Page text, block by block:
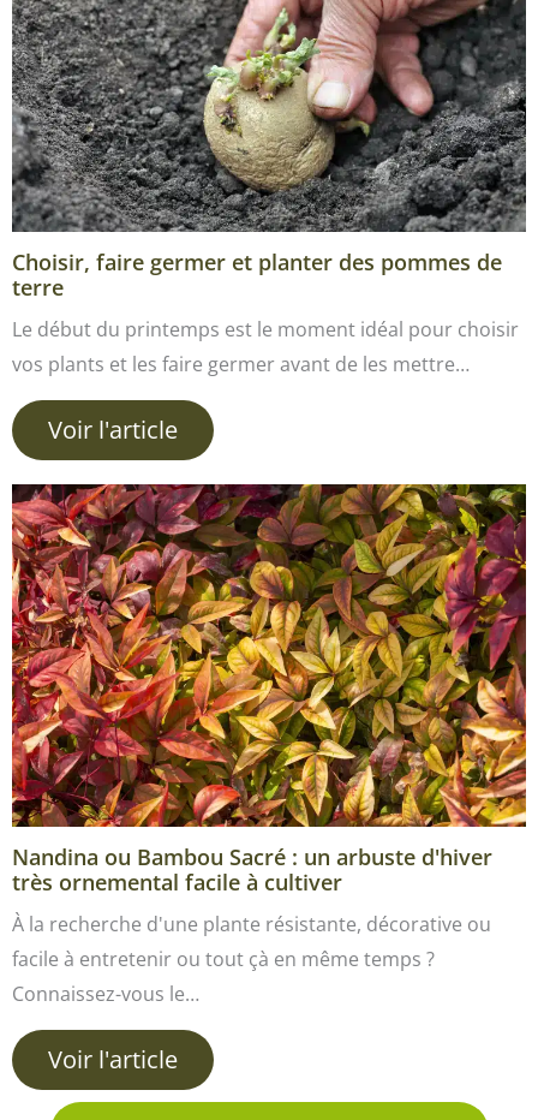
Choisir, faire germer et planter des pommes de
terre
Le début du printemps est le moment idéal pour choisir
vos plants et les faire germer avant de les mettre…
Voir l'article
Nandina ou Bambou Sacré : un arbuste d'hiver
très ornemental facile à cultiver
À la recherche d'une plante résistante, décorative ou
facile à entretenir ou tout çà en même temps ?
Connaissez-vous le…
Voir l'article